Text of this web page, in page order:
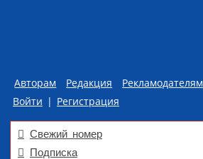
Авторам Редакция Рекламодателям
Войти | Регистрация
Свежий номер
Подписка